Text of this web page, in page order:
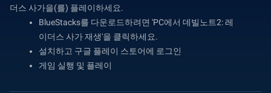
더스 사가을(를) 플레이하세요.
BlueStacks를 다운로드하려면 'PC에서 데빌노트2: 레
이더스 사가 재생'을 클릭하세요.
설치하고 구글 플레이 스토어에 로그인
게임 실행 및 플레이